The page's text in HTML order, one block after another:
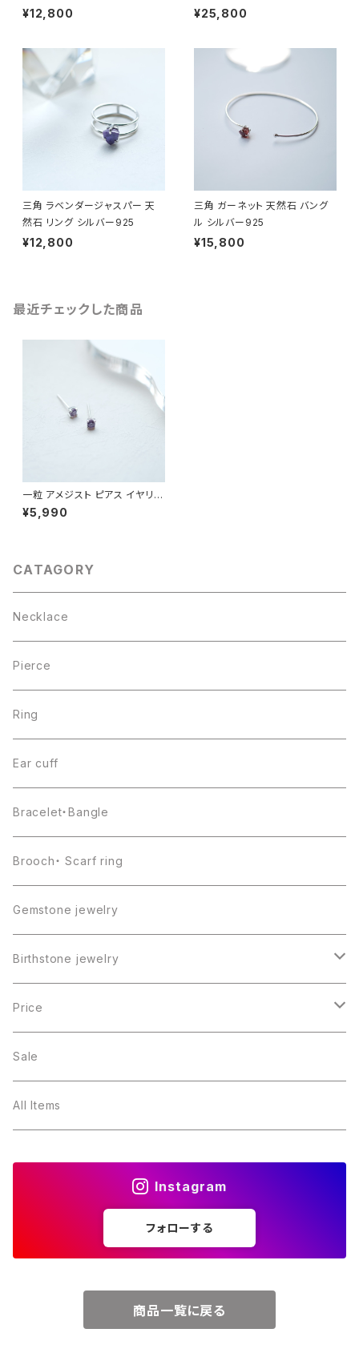
¥12,800 ¥25,800
三角 ラベンダージャスパー 天
然石 リング シルバー925
¥12,800
三角 ガーネット 天然石 バング
ル シルバー925
¥15,800
最近チェックした商品
一粒 アメジスト ピアス イヤリン
グ シルバー925
¥5,990
CATAGORY
Necklace
Pierce
Ring
Ear cuff
Bracelet・Bangle
Brooch・ Scarf ring
Gemstone jewelry
Birthstone jewelry
１月・ガーネット
２月・アメジスト
３月・アクアマリン
Price
～5000円
～10000円
Sale
All Items
Instagram
フォローする
商品一覧に戻る